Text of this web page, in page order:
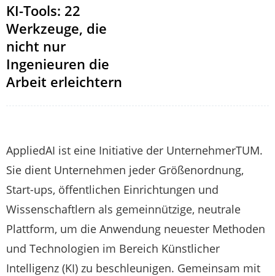
KI-Tools: 22
Werkzeuge, die
nicht nur
Ingenieuren die
Arbeit erleichtern
AppliedAI ist eine Initiative der UnternehmerTUM.
Sie dient Unternehmen jeder Größenordnung,
Start-ups, öffentlichen Einrichtungen und
Wissenschaftlern als gemeinnützige, neutrale
Plattform, um die Anwendung neuester Methoden
und Technologien im Bereich Künstlicher
Intelligenz (KI) zu beschleunigen. Gemeinsam mit